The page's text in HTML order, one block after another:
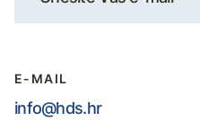
E-MAIL
info@hds.hr